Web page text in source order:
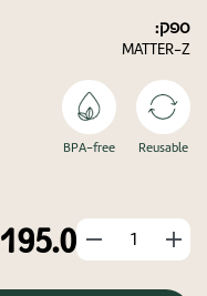
ספק:
MATTER-Z
Reusable
BPA-free
הוסף
מוצר
החסר
מוצר195.0